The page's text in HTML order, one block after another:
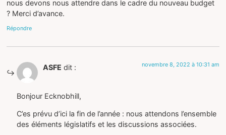
nous devons nous attendre dans le cadre du nouveau budget
? Merci d’avance.
Répondre
ASFE dit : novembre 8, 2022 à 10:31 am
Bonjour Ecknobhill,
C’es prévu d’ici la fin de l’année : nous attendons l’ensemble
des éléments législatifs et les discussions associées.